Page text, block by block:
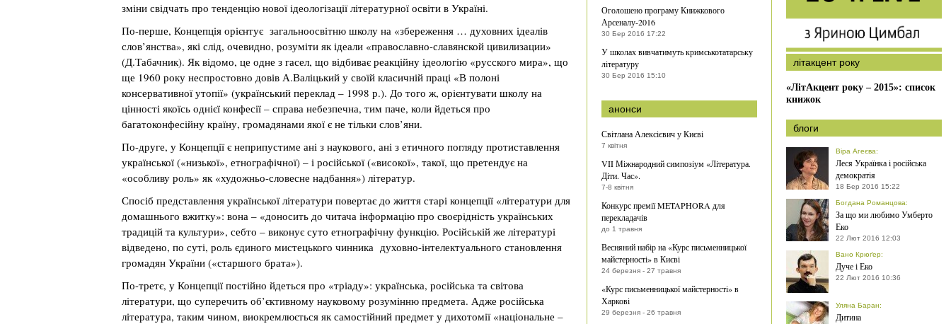
зміни свідчать про тенденцію нової ідеологізації літературної освіти в Україні.
По-перше, Концепція орієнтує загальноосвітню школу на «збереження … духовних ідеалів
слов’янства», які слід, очевидно, розуміти як ідеали «православно-славянской цивилизации»
(Д.Табачник). Як відомо, це одне з гасел, що відбиває реакційну ідеологію «русского мира», що
ще 1960 року неспростовно довів А.Валіцький у своїй класичній праці «В полоні
консервативної утопії» (український переклад – 1998 р.). До того ж, орієнтувати школу на
цінності якоїсь однієї конфесії – справа небезпечна, тим паче, коли йдеться про
багатоконфесійну країну, громадянами якої є не тільки слов’яни.
По-друге, у Концепції є неприпустиме ані з наукового, ані з етичного погляду протиставлення
української («низької», етнографічної) – і російської («високої», такої, що претендує на
«особливу роль» як «художньо-словесне надбання») літератур.
Спосіб представлення української літератури повертає до життя старі концепції «літератури для
домашнього вжитку»: вона – «доносить до читача інформацію про своєрідність українських
традицій та культури», себто – виконує суто етнографічну функцію. Російській же літературі
відведено, по суті, роль єдиного мистецького чинника духовно-інтелектуального становлення
громадян України («старшого брата»).
По-третє, у Концепції постійно йдеться про «тріаду»: українська, російська та світова
літератури, що суперечить об’єктивному науковому розумінню предмета. Адже російська
література, таким чином, виокремлюється як самостійний предмет у дихотомії «національне –
Оголошено програму Книжкового
Арсеналу-2016
30 Бер 2016 17:22
У школах вивчатимуть кримськотатарську
літературу
30 Бер 2016 15:10
анонси
Світлана Алексієвич у Києві
7 квітня
VII Міжнародний симпозіум «Література.
Діти. Час».
7-8 квітня
Конкурс премії METAPHORA для
перекладачів
до 1 травня
Весняний набір на «Курс письменницької
майстерності» в Києві
24 березня - 27 травня
«Курс письменницької майстерності» в
Харкові
29 березня - 26 травня
літакцент року
«ЛітАкцент року – 2015»: список
книжок
блоги
Віра Агеєва:
Леся Українка і російська
демократія
18 Бер 2016 15:22
Богдана Романцова:
За що ми любимо Умберто
Еко
22 Лют 2016 12:03
Вано Крюґер:
Дуче і Еко
22 Лют 2016 10:36
Уляна Баран:
Дитина